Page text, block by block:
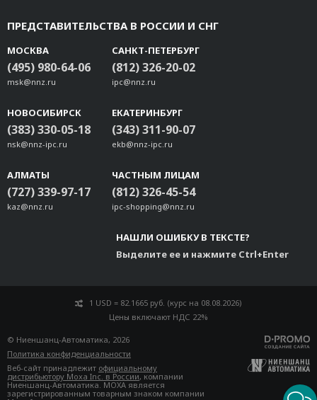
ПРЕДСТАВИТЕЛЬСТВА В РОССИИ И СНГ
МОСКВА
(495) 980-64-06
msk@nnz.ru
САНКТ-ПЕТЕРБУРГ
(812) 326-20-02
ipc@nnz.ru
НОВОСИБИРСК
(383) 330-05-18
nsk@nnz-ipc.ru
ЕКАТЕРИНБУРГ
(343) 311-90-07
ekb@nnz-ipc.ru
АЛМАТЫ
(727) 339-97-17
kaz@nnz.ru
ЧАСТНЫМ ЛИЦАМ
(812) 326-45-54
ipc-shopping@nnz.ru
НАШЛИ ОШИБКУ В ТЕКСТЕ?
Выделите ее и нажмите Ctrl+Enter
1 USD = 82.1665 руб. (курс на 08.08.2026)
Цены включают НДС 22%
© Ниеншанц-Автоматика, 2026
Политика конфиденциальности
Веб-сайт принадлежит официальному
дистрибьютору Moxa Inc. в России, компании
Ниеншанц-Автоматика. MOXA является
зарегистрированным товарным знаком компании